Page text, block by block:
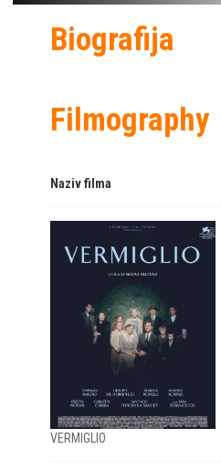
Biografija
Filmography
Naziv filma
VERMIGLIO